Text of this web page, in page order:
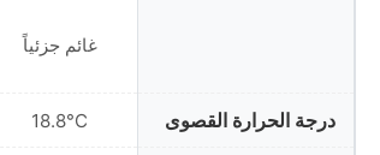
درجة الحرارة القصوى
غائم جزئياً
18.8°C